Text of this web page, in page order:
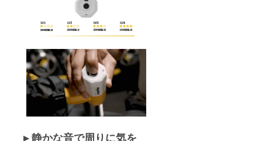
▸ 静かな音で周りに気を